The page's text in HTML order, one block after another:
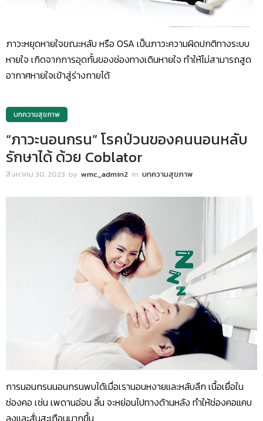
ภาวะหยุดหายใจขณะหลับ หรือ OSA เป็นภาวะความผิดปกติทางระบบ
หายใจ เกิดจากการอุดกั้นของช่องทางเดินหายใจ ทำให้ไม่สามารถสูด
อากาศหายใจเข้าสู่ร่างกายได้
บทความสุขภาพ
“ภาวะนอนกรน” โรคป่วนของคนนอนหลับ
รักษาได้ ด้วย Coblator
สิงหาคม 30, 2023 by wmc_admin2 in บทความสุขภาพ
การนอนกรนนอนกรนพบได้เมื่อเรานอนหงายและหลับลึก เนื้อเยื่อใน
ช่องคอ เช่น เพดานอ่อน ลิ้น จะหย่อนไปทางด้านหลัง ทำให้ช่องคอแคบ
ลงและสั่นสะเทือนมากขึ้น